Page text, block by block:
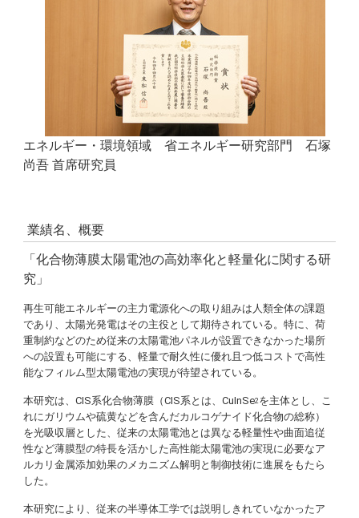
エネルギー・環境領域 省エネルギー研究部門 石塚
尚吾 首席研究員
業績名、概要
「化合物薄膜太陽電池の高効率化と軽量化に関する研
究」
再生可能エネルギーの主力電源化への取り組みは人類全体の課題
であり、太陽光発電はその主役として期待されている。特に、荷
重制約などのため従来の太陽電池パネルが設置できなかった場所
への設置も可能にする、軽量で耐久性に優れ且つ低コストで高性
能なフィルム型太陽電池の実現が待望されている。
本研究は、CIS系化合物薄膜（CIS系とは、CuInSe2を主体とし、こ
れにガリウムや硫黄などを含んだカルコゲナイド化合物の総称）
を光吸収層とした、従来の太陽電池とは異なる軽量性や曲面追従
性など薄膜型の特長を活かした高性能太陽電池の実現に必要なア
ルカリ金属添加効果のメカニズム解明と制御技術に進展をもたら
した。
本研究により、従来の半導体工学では説明しきれていなかったア